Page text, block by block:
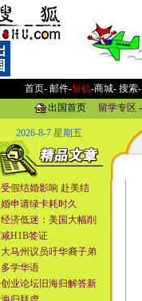
首页- 邮件-短信-商城- 搜索-
出国首页
留学专区-
2026-8-7 星期五
受假结婚影响 赴美结
婚申请绿卡耗时久
经济低迷：美国大幅削
减H1B签证
大马州议员吁华裔子弟
多学华语
创业论坛旧海归解答新